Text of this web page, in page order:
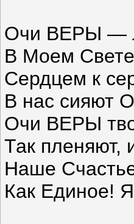
Очи ВЕРЫ —
В Моем
Сердцем к
В нас сияют
Очи ВЕРЫ
Так пленяют,
Наше
Как Единое!